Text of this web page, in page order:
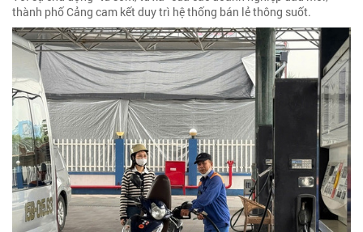
thành phố Cảng cam kết duy trì hệ thống bán lẻ thông suốt.